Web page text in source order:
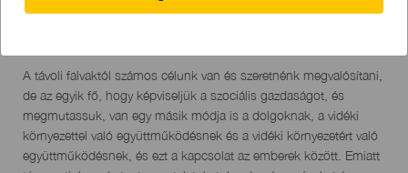
Descripción
del
evento
A távoli falvaktól számos célunk van és szeretnénk megvalósítani,
de az egyik fő, hogy képviseljük a szociális gazdaságot, és
megmutassuk, van egy másik módja is a dolgoknak, a vidéki
környezettel való együttműködésnek és a vidéki környezetért való
együttműködésnek, és ezt a kapcsolat az emberek között. Emiatt